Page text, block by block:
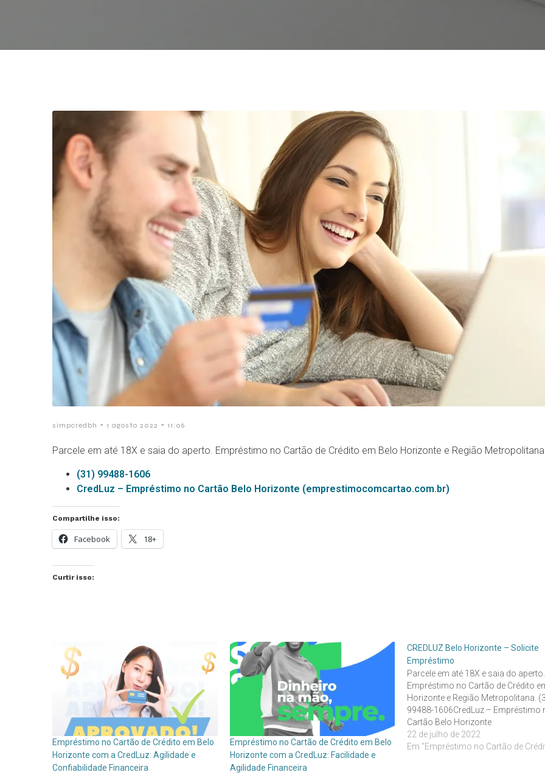
simpcredbh - 1 agosto 2022 - 11:06
Parcele em até 18X e saia do aperto. Empréstimo no Cartão de Crédito em Belo Horizonte e Região
(31) 99488-1606
CredLuz – Empréstimo no Cartão Belo Horizonte (emprestimocomcartao.com.br)
Compartilhe isso:
Facebook 18+
Curtir isso:
Empréstimo no Cartão de Crédito em Belo
Horizonte com a CredLuz: Agilidade e
Confiabilidade Financeira
Empréstimo no Cartão de Crédito em Belo
Horizonte com a CredLuz: Facilidade e
Agilidade Financeira
CREDLUZ Belo Horizonte – Solicite
Empréstimo
Parcele em até 18X e saia do aperto.
Empréstimo no Cartão de Crédito
Horizonte e Região Metropolitana.
99488-1606CredLuz – Empréstimo
Cartão Belo Horizonte
(emprestimocomcartao.com.br)
22 de julho de 2022
Em "Empréstimo no Cartão de